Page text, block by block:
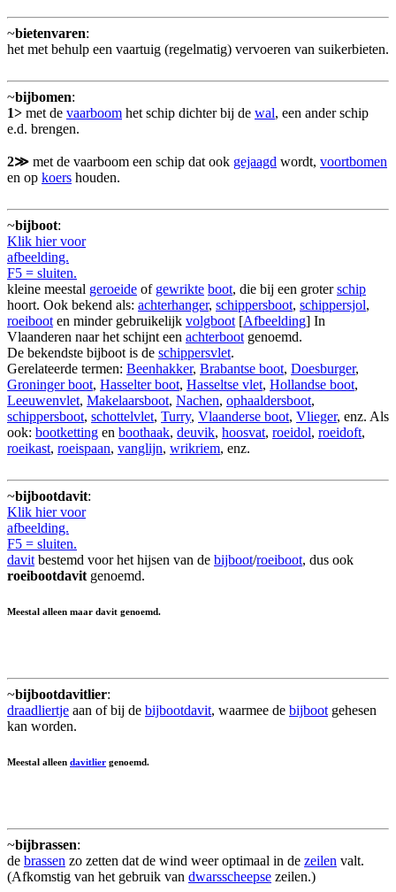
~bietenvaren:
het met behulp een vaartuig (regelmatig) vervoeren van suikerbieten.
~bijbomen:
1> met de vaarboom het schip dichter bij de wal, een ander schip
e.d. brengen.
2≫ met de vaarboom een schip dat ook gejaagd wordt, voortbomen
en op koers houden.
~bijboot:
Klik hier voor
afbeelding.
F5 = sluiten.
kleine meestal geroeide of gewrikte boot, die bij een groterschip
hoort. Ook bekend als: achterhanger, schippersboot, schippersjol,
roeiboot en minder gebruikelijk volgboot [Afbeelding] In
Vlaanderen naar het schijnt een achterboot genoemd.
De bekendste bijboot is de schippersvlet.
Gerelateerde termen: Beenhakker, Brabantse boot, Doesburger,
Groninger boot, Hasselter boot, Hasseltse vlet, Hollandse boot,
Leeuwenvlet, Makelaarsboot, Nachen, ophaaldersboot,
schippersboot, schottelvlet, Turry, Vlaanderse boot, Vlieger, enz. Als
ook: bootketting en boothaak, deuvik, hoosvat, roeidol, roeidoft,
roeikast, roeispaan, vanglijn, wrikriem, enz.
~bijbootdavit:
Klik hier voor
afbeelding.
F5 = sluiten.
davit bestemd voor het hijsen van de bijboot/roeiboot, dus ook
roeibootdavit genoemd.
Meestal alleen maar davit genoemd.
~bijbootdavitlier:
draadliertje aan of bij de bijbootdavit, waarmee de bijboot gehesen
kan worden.
Meestal alleen davitlier genoemd.
~bijbrassen:
de brassen zo zetten dat de wind weer optimaal in de zeilen valt.
(Afkomstig van het gebruik van dwarsscheepse zeilen.)